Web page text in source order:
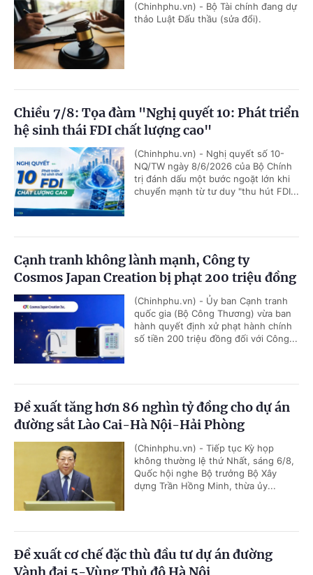
(Chinhphu.vn) - Bộ Tài chính đang dự
thảo Luật Đấu thầu (sửa đổi).
Chiều 7/8: Tọa đàm "Nghị quyết 10: Phát triển
hệ sinh thái FDI chất lượng cao"
(Chinhphu.vn) - Nghị quyết số 10-
NQ/TW ngày 8/6/2026 của Bộ Chính
trị đánh dấu một bước ngoặt lớn khi
chuyển mạnh từ tư duy "thu hút FDI...
Cạnh tranh không lành mạnh, Công ty
Cosmos Japan Creation bị phạt 200 triệu đồng
(Chinhphu.vn) - Ủy ban Cạnh tranh
quốc gia (Bộ Công Thương) vừa ban
hành quyết định xử phạt hành chính
số tiền 200 triệu đồng đối với Công...
Đề xuất tăng hơn 86 nghìn tỷ đồng cho dự án
đường sắt Lào Cai-Hà Nội-Hải Phòng
(Chinhphu.vn) - Tiếp tục Kỳ họp
không thường lệ thứ Nhất, sáng 6/8,
Quốc hội nghe Bộ trưởng Bộ Xây
dựng Trần Hồng Minh, thừa ủy...
Đề xuất cơ chế đặc thù đầu tư dự án đường